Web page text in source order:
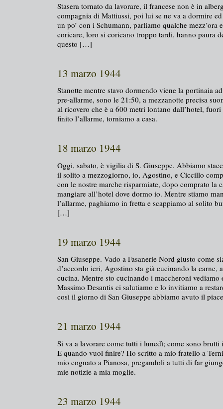
Stasera tornato da lavorare, il francese non è in
compagnia di Mattiussi, poi lui se ne va a dormire
un po’ con i Schumann, parliamo qualche mezz’ora
coricare, loro si coricano troppo tardi, hanno paura
questo […]
13 marzo 1944
Stanotte mentre stavo dormendo viene la portinaia
pre-allarme, sono le 21:50, a mezzanotte precisa
al ricovero che è a 600 metri lontano dall’hotel, fuori
finito l’allarme, torniamo a casa.
18 marzo 1944
Oggi, sabato, è vigilia di S. Giuseppe. Abbiamo
il solito a mezzogiorno, io, Agostino, e Ciccillo
con le nostre marche risparmiate, dopo comprato la
mangiare all’hotel dove dormo io. Mentre stiamo
l’allarme, paghiamo in fretta e scappiamo al solito
[…]
19 marzo 1944
San Giuseppe. Vado a Fasanerie Nord giusto come
d’accordo ieri, Agostino sta già cucinando la carne,
cucina. Mentre sto cucinando i maccheroni vediamo
Massimo Desantis ci salutiamo e lo invitiamo a
così il giorno di San Giuseppe abbiamo avuto il
21 marzo 1944
Si va a lavorare come tutti i lunedì; come sono
E quando vuol finire? Ho scritto a mio fratello a
mio cognato a Pianosa, pregandoli a tutti di far
mie notizie a mia moglie.
23 marzo 1944